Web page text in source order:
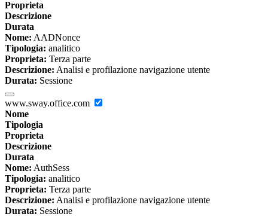
Proprieta
Descrizione
Durata
Nome: AADNonce
Tipologia: analitico
Proprieta: Terza parte
Descrizione: Analisi e profilazione navigazione utente
Durata: Sessione
www.sway.office.com
Nome
Tipologia
Proprieta
Descrizione
Durata
Nome: AuthSess
Tipologia: analitico
Proprieta: Terza parte
Descrizione: Analisi e profilazione navigazione utente
Durata: Sessione